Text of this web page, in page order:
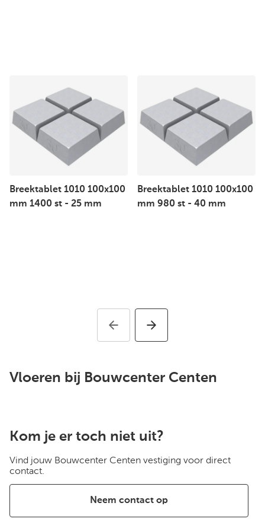
Breektablet 1010 100x100
mm 1400 st - 25 mm
Breektablet 1010 100x100
mm 980 st - 40 mm
Vloeren bij Bouwcenter Centen
Kom je er toch niet uit?
Vind jouw Bouwcenter Centen vestiging voor direct
contact.
Neem contact op